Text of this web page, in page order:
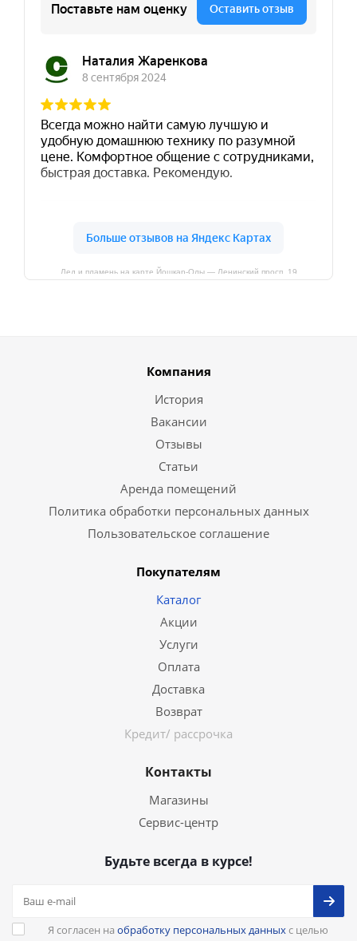
Лед и пламень на карте Йошкар‑Олы — Ленинский просп.,19
Компания
История
Вакансии
Отзывы
Статьи
Аренда помещений
Политика обработки персональных данных
Пользовательское соглашение
Покупателям
Каталог
Акции
Услуги
Оплата
Доставка
Возврат
Кредит/ рассрочка
Контакты
Магазины
Сервис-центр
Будьте всегда в курсе!
Я согласен на обработку персональных данныхс целью